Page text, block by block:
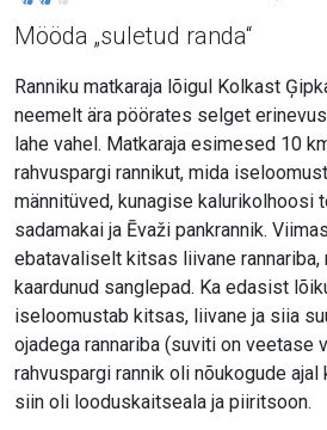
Mööda „suletud randa“
Ranniku matkaraja lõigul Kolkast
neemelt ära pöörates selget
lahe vahel. Matkaraja esimesed 10
rahvuspargi rannikut, mida
männitüved, kunagise kalurikolhoosi
sadamakai ja Ēvaži pankrannik.
ebatavaliselt kitsas liivane rannariba,
kaardunud sanglepad. Ka edasist
iseloomustab kitsas, liivane ja siia
ojadega rannariba (suviti on veetase
rahvuspargi rannik oli nõukogude
siin oli looduskaitseala ja piiritsoon.